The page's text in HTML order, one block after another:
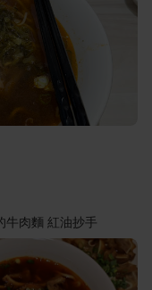
牛肉麵 紅油抄手